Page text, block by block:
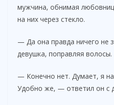
мужчина, обнимая
на них через стекло.
— Да она правда ничего не
девушка, поправляя волосы.
— Конечно нет. Думает, я
Удобно же, — ответил он с